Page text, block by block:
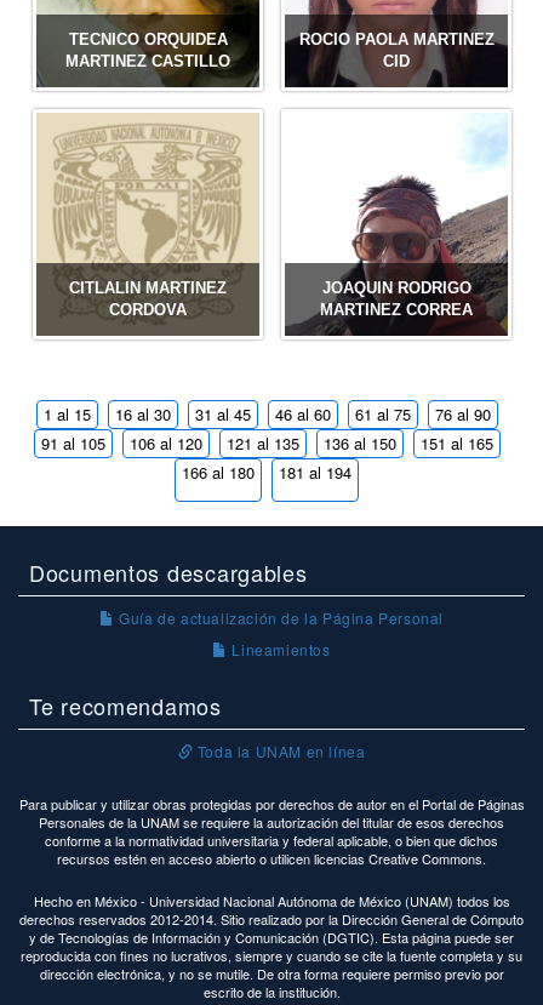
TECNICO ORQUIDEA
MARTINEZ CASTILLO
ROCIO PAOLA MARTINEZ
CID
CITLALIN MARTINEZ
CORDOVA
JOAQUIN RODRIGO
MARTINEZ CORREA
1 al 15 16 al 30 31 al 45 46 al 60 61 al 75
76 al 90
91 al 105
106 al 120 121 al 135 136 al 150
151 al 165
166 al 180
181 al 194
Documentos descargables
Guía de actualización de la Página Personal
Lineamientos
Te recomendamos
Toda la UNAM en línea
Para publicar y utilizar obras protegidas por derechos de autor en el Portal de Páginas
Personales de la UNAM se requiere la autorización del titular de esos derechos
conforme a la normatividad universitaria y federal aplicable, o bien que dichos
recursos estén en acceso abierto o utilicen licencias Creative Commons.
Hecho en México - Universidad Nacional Autónoma de México (UNAM) todos los
derechos reservados 2012-2014. Sitio realizado por la Dirección General de Cómputo
y de Tecnologías de Información y Comunicación (DGTIC). Esta página puede ser
reproducida con fines no lucrativos, siempre y cuando se cite la fuente completa y su
dirección electrónica, y no se mutile. De otra forma requiere permiso previo por
escrito de la institución.